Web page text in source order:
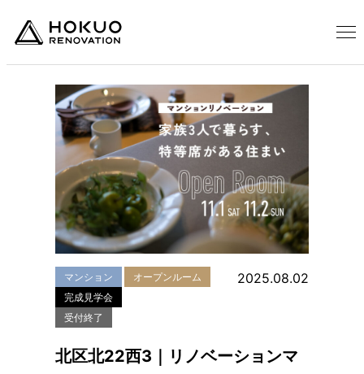
マンション
オープンルーム
完成見学会
受付終了
2025.08.02
北区北22西3｜リノベーションマ